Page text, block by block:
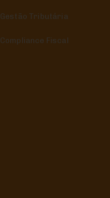
Gestão Tributária
Compliance Fiscal